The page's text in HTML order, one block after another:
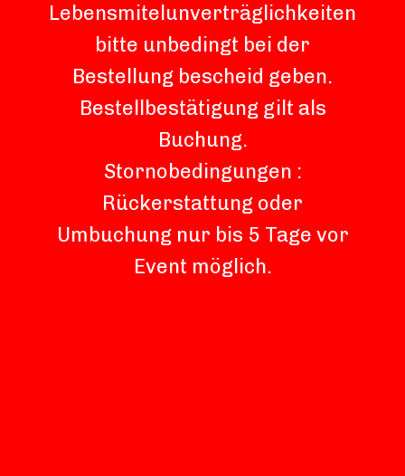
Lebensmitelunverträglichkeiten
bitte unbedingt bei der
Bestellung bescheid geben.
Bestellbestätigung gilt als
Buchung.
Stornobedingungen :
Rückerstattung oder
Umbuchung nur bis 5 Tage vor
Event möglich.